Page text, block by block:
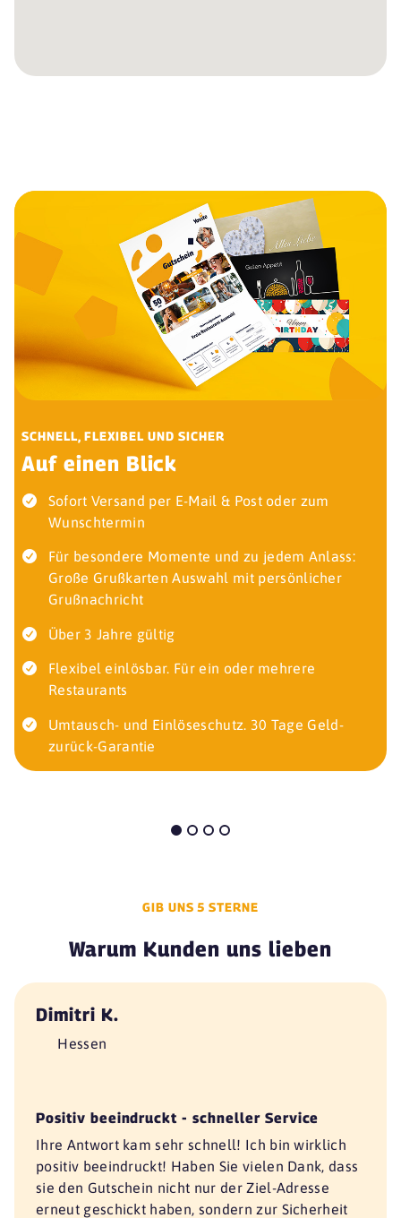
SCHNELL, FLEXIBEL UND SICHER
Auf einen Blick
Sofort Versand per E-Mail & Post oder zum
Wunschtermin
Für besondere Momente und zu jedem Anlass:
Große Grußkarten Auswahl mit persönlicher
Grußnachricht
Über 3 Jahre gültig
Flexibel einlösbar. Für ein oder mehrere
Restaurants
Umtausch- und Einlöseschutz. 30 Tage Geld-
zurück-Garantie
GIB UNS 5 STERNE
Warum Kunden uns lieben
Dimitri K.
Hessen
Positiv beeindruckt - schneller Service
Ihre Antwort kam sehr schnell! Ich bin wirklich
positiv beeindruckt! Haben Sie vielen Dank, dass
sie den Gutschein nicht nur der Ziel-Adresse
erneut geschickt haben, sondern zur Sicherheit